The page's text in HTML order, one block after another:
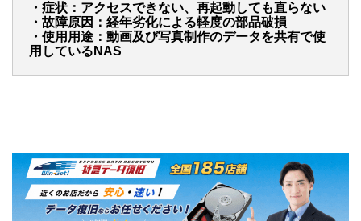
・症状：アクセスできない、再起動しても直らない
・故障原因：経年劣化による軽度の部品破損
・使用用途：動画及び写真制作のデータを共有で使
用しているNAS